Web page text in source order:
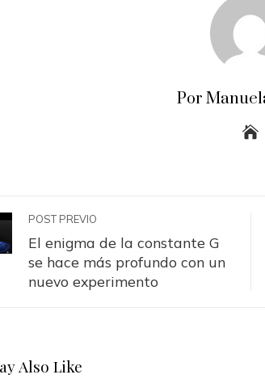
Por
POST PREVIO
El enigma de la constante G
se hace más profundo con un
nuevo experimento
Also Like